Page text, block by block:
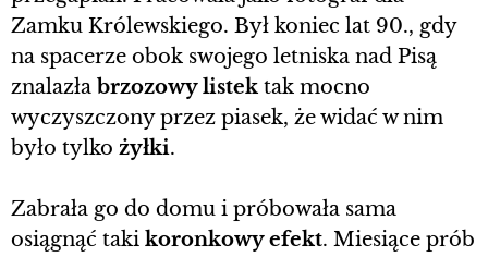
Zamku Królewskiego. Był koniec lat 90., gdy
na spacerze obok swojego letniska nad Pisą
znalazła brzozowy listek tak mocno
wyczyszczony przez piasek, że widać w nim
było tylko żyłki.
Zabrała go do domu i próbowała sama
osiągnąć taki koronkowy efekt. Miesiące prób